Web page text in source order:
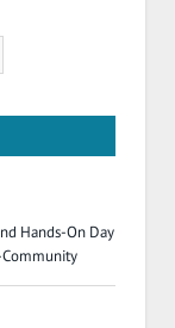
Hands-On Day